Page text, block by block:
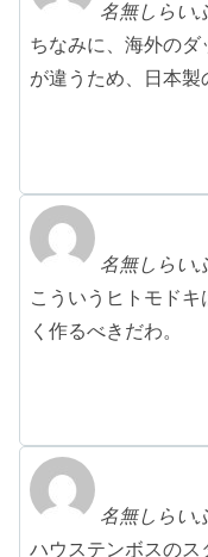
名無しらい
ちなみに、海外の
が違うため、日本製
名無しらい
こういうヒトモド
く作るべきだわ。
名無しらい
ハウステンボスのス